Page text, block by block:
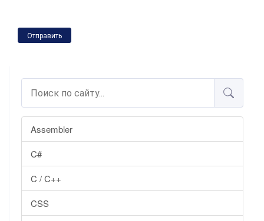
Assembler
C#
C / C++
CSS
Отправить